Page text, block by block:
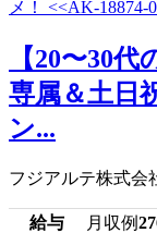
【20〜30
専属＆土日
ン...
フジアルテ株式会
給与 月収例